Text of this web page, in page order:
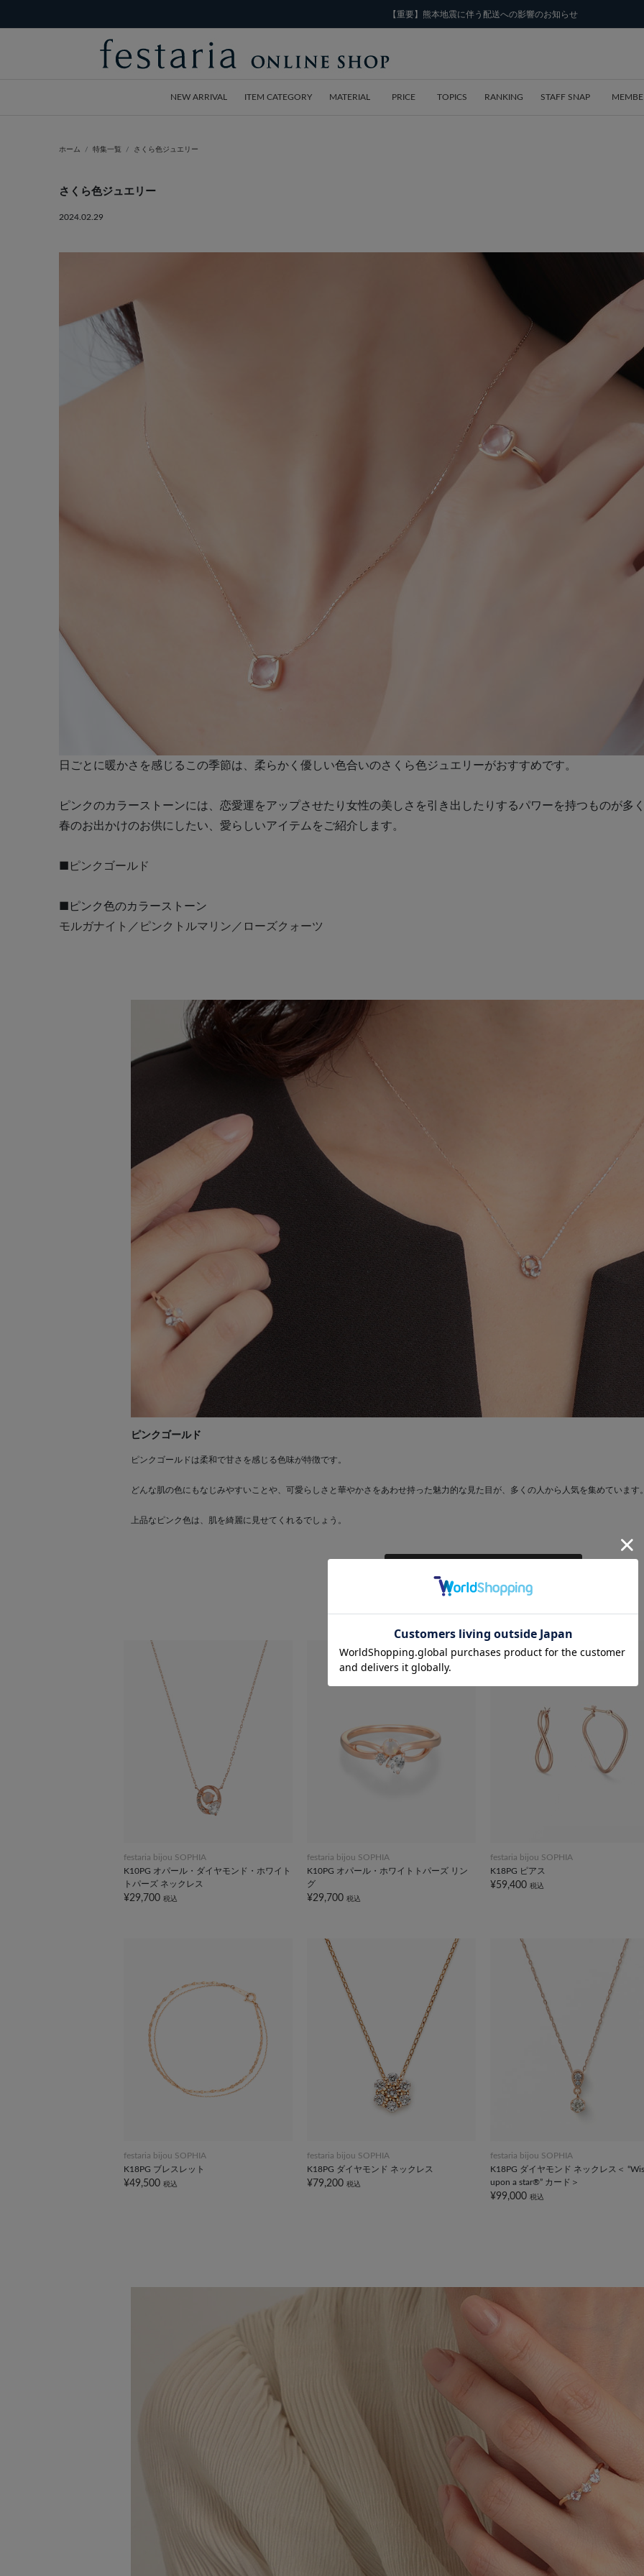
【重要】熊本地震に伴う配送への影響のお知らせ
NEW ARRIVAL ITEM CATEGORY MATERIAL PRICE TOPICS RANKING STAFF SNAP
ホーム 特集一覧 さくら色ジュエリー
さくら色ジュエリー
2024.02.29
日ごとに暖かさを感じるこの季節は、柔らかく優しい色合いのさくら色ジュエリーがおすすめです。
ピンクのカラーストーンには、恋愛運をアップさせたり女性の美しさを引き出したりするパワーを持つものが多
春のお出かけのお供にしたい、愛らしいアイテムをご紹介します。
ピンクゴールド
■ピンク色のカラーストーン
モルガナイト ／ ピンクトルマリン ／ ローズクォーツ
ピンクゴールド
ピンクゴールドは柔和で甘さを感じる色味が特徴です。
どんな肌の色にもなじみやすいことや、可愛らしさと華やかさをあわせ持った魅力的な見た目が、多くの人から人気を集めています
上品なピンク色は、肌を綺麗に見せてくれるでしょう。
festaria bijou SOPHIA
K10PG オパール・ダイヤモンド・ホワイト
トパーズ ネックレス
¥29,700 税込
festaria bijou SOPHIA
K10PG オパール・ホワイトトパーズ リン
グ
¥29,700 税込
festaria bijou SOPHIA
K18PG ピアス
¥59,400 税込
festaria bijou SOPHIA
K18PG ブレスレット
¥49,500 税込
festaria bijou SOPHIA
K18PG ダイヤモンド ネックレス
¥79,200 税込
festaria bijou SOPHIA
K18PG ダイヤモンド ネックレス＜
upon a star®” カード＞
¥99,000 税込